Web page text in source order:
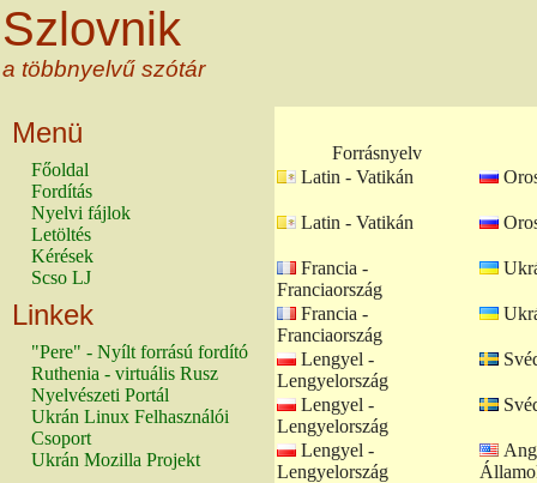
Szlovnik
a többnyelvű szótár
Menü
Főoldal
Fordítás
Nyelvi fájlok
Letöltés
Kérések
Scso LJ
Linkek
"Pere" - Nyílt forrású fordító
Ruthenia - virtuális Rusz
Nyelvészeti Portál
Ukrán Linux Felhasználói
Csoport
Ukrán Mozilla Projekt
Forrásnyelv
Latin - Vatikán
Latin - Vatikán
Francia -
Franciaország
Francia -
Franciaország
Lengyel -
Lengyelország
Lengyel -
Lengyelország
Lengyel -
Lengyelország